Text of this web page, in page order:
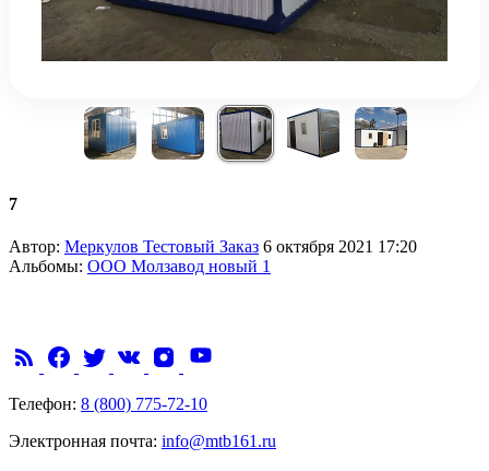
7
Автор: Меркулов Тестовый Заказ 6 октября 2021 17:20
Альбомы: ООО Молзавод новый 1
Телефон: 8 (800) 775-72-10
Электронная почта: info@mtb161.ru